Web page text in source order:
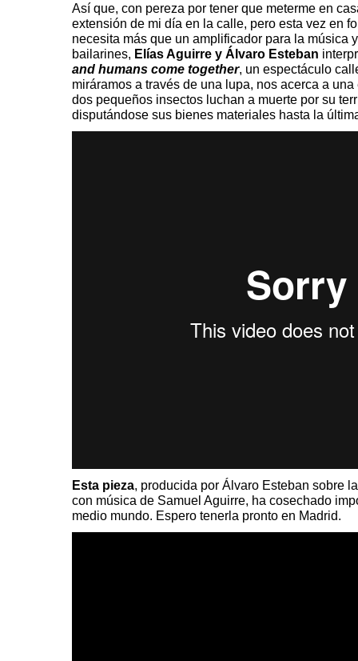
Así que, con pereza por tener que meterme en
extensión de mi día en la calle, pero esta vez en
necesita más que un amplificador para la música
bailarines, Elías Aguirre y Álvaro Esteban
and humans come together, un espectáculo
miráramos a través de una lupa, nos acerca a
dos pequeños insectos luchan a muerte por su
disputándose sus bienes materiales hasta la
Esta pieza, producida por Álvaro Esteban sobre
con música de Samuel Aguirre, ha cosechado
medio mundo. Espero tenerla pronto en Madrid.